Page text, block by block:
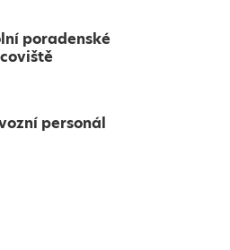
poradenské
personál